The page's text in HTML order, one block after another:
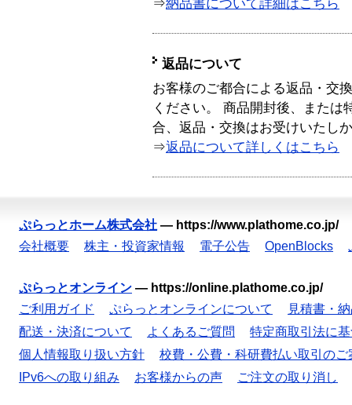
⇒納品書について詳細はこちら
返品について
お客様のご都合による返品・交
ください。 商品開封後、または
合、返品・交換はお受けいたし
⇒返品について詳しくはこちら
ぷらっとホーム株式会社 — https://www.plathome.co.jp/
会社概要
株主・投資家情報 電子公告 OpenBlocks
ぷらっとオンライン — https://online.plathome.co.jp/
ご利用ガイド
ぷらっとオンラインについて
見積書・
配送・決済について
よくあるご質問
特定商取引法に
個人情報取り扱い方針
校費・公費・科研費払い取引のご
IPv6への取り組み
お客様からの声 ご注文の取り消し